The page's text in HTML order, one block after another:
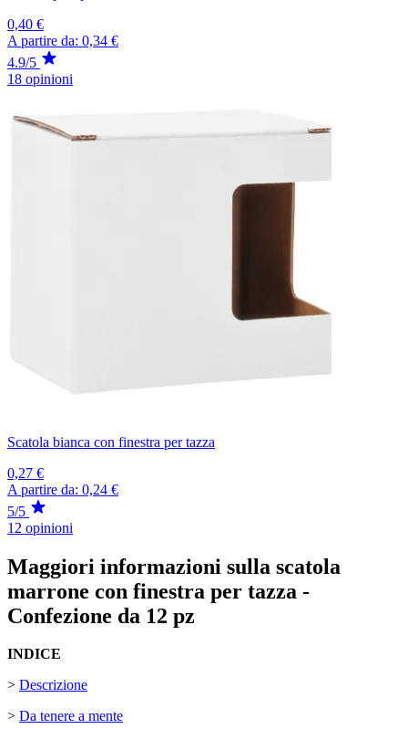
0,40 €
A partire da: 0,34 €
4.9/5
18 opinioni
Scatola bianca con finestra per tazza
0,27 €
A partire da: 0,24 €
5/5
12 opinioni
Maggiori informazioni sulla scatola
marrone con finestra per tazza -
Confezione da 12 pz
INDICE
> Descrizione
> Da tenere a mente